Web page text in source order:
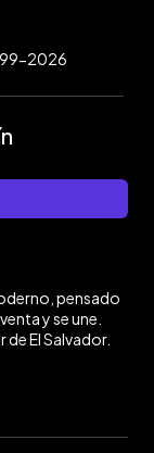
2026
pensado
y se une.
El Salvador.